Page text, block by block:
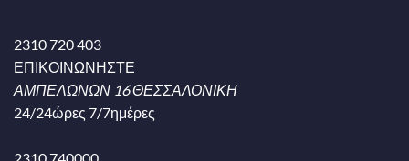
2310 720 403
ΕΠΙΚΟΙΝΩΝΗΣΤΕ
ΑΜΠΕΛΩΝΩΝ 16 ΘΕΣΣΑΛΟΝΙΚΗ
24/24ώρες 7/7ημέρες